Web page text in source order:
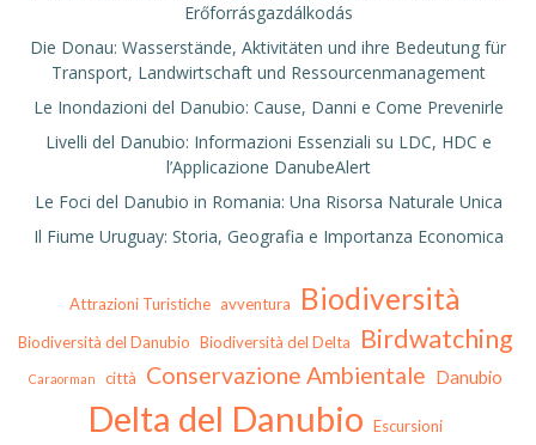
Erőforrásgazdálkodás
Die Donau: Wasserstände, Aktivitäten und ihre Bedeutung für
Transport, Landwirtschaft und Ressourcenmanagement
Le Inondazioni del Danubio: Cause, Danni e Come Prevenirle
Livelli del Danubio: Informazioni Essenziali su LDC, HDC e
l’Applicazione DanubeAlert
Le Foci del Danubio in Romania: Una Risorsa Naturale Unica
Il Fiume Uruguay: Storia, Geografia e Importanza Economica
Attrazioni Turistiche avventura Biodiversità
Biodiversità del Danubio Biodiversità del Delta Birdwatching
Caraorman città Conservazione Ambientale Danubio
Delta del Danubio Escursioni